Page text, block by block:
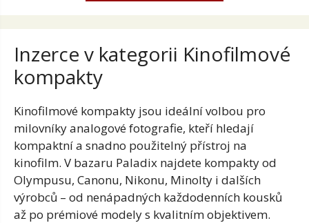
Inzerce v kategorii Kinofilmové
kompakty
Kinofilmové kompakty jsou ideálnívolbou pro
milovníky analogové fotografie, kteří hledají
kompaktní a snadno použitelný přístroj na
kinofilm. V bazaru Paladix najdete kompakty od
Olympusu, Canonu, Nikonu, Minolty i dalších
výrobců – od nenápadných každodenních kousků
až po prémiové modely s kvalitním objektivem.